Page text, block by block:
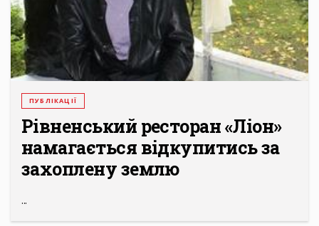
ПУБЛІКАЦІЇ
Рівненський ресторан «Ліон»
намагається відкупитись за
захоплену землю
...